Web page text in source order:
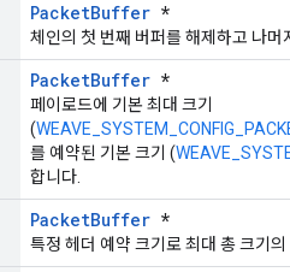
PacketBuffer *
체인의 첫 번째 버퍼를 해제하고 나
PacketBuffer *
페이로드에 기본 최대 크기
(
를 예약된 기본 크기 (
합니다.
PacketBuffer *
특정 헤더 예약 크기로 최대 총 크기의